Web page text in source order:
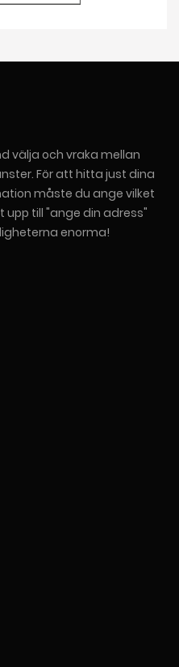
välja och vraka mellan
För att hitta just dina
måste du ange vilket
upp till "ange din adress"
enorma!